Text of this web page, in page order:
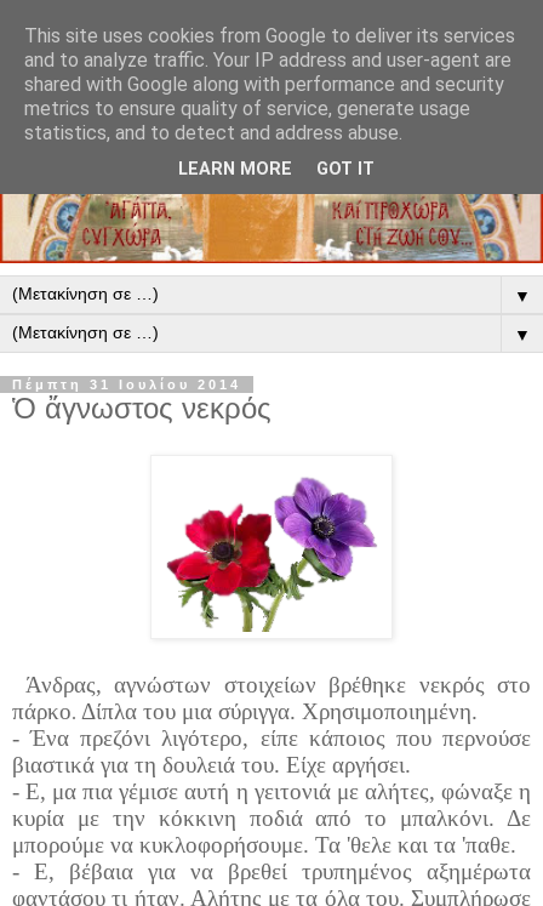
▼
▼
Πέμπτη 31 Ιουλίου 2014
Ὁ ἄγνωστος νεκρός
Άνδρας, αγνώστων στοιχείων βρέθηκε νεκρός στο
πάρκο. Δίπλα του μια σύριγγα. Χρησιμοποιημένη.
- Ένα πρεζόνι λιγότερο, είπε κάποιος που περνούσε
βιαστικά για τη δουλειά του. Είχε αργήσει.
- Ε, μα πια γέμισε αυτή η γειτονιά με αλήτες, φώναξε η
κυρία με την κόκκινη ποδιά από το μπαλκόνι. Δε
μπορούμε να κυκλοφορήσουμε. Τα 'θελε και τα 'παθε.
- Ε, βέβαια για να βρεθεί τρυπημένος αξημέρωτα
φαντάσου τι ήταν. Αλήτης με τα όλα του. Συμπλήρωσε
This site uses cookies from Google to deliver its services
and to analyze traffic. Your IP address and user-agent are
shared with Google along with performance and security
metrics to ensure quality of service, generate usage
statistics, and to detect and address abuse.
LEARN MORE GOT IT